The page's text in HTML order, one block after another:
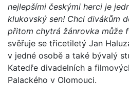
nejlepšími českými herci je
klukovský sen! Chci divákům
přitom chytrá žánrovka může
svěřuje se třicetiletý Jan
v jedné osobě a také bývalý
Katedře divadelních a
Palackého v Olomouci.